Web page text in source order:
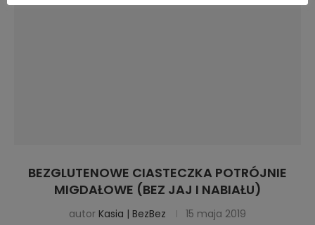
BEZGLUTENOWE CIASTECZKA POTRÓJNIE
MIGDAŁOWE (BEZ JAJ I NABIAŁU)
autor Kasia | BezBez 15 maja 2019